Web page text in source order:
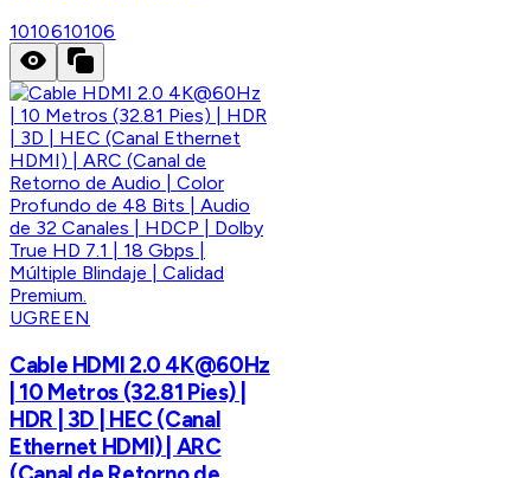
1010610106
UGREEN
Cable HDMI 2.0 4K@60Hz
| 10 Metros (32.81 Pies) |
HDR | 3D | HEC (Canal
Ethernet HDMI) | ARC